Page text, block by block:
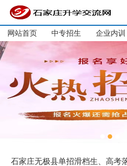
网站首页 中专招生 企业内训
石家庄无极县单招滑档生、高考